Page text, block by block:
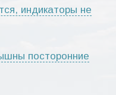
индикаторы не
посторонние